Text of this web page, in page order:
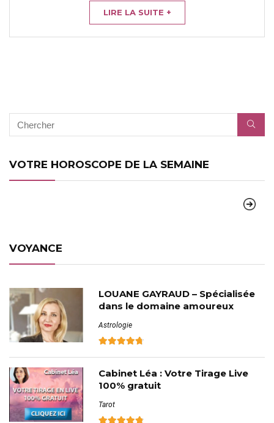
LIRE LA SUITE +
VOTRE HOROSCOPE DE LA SEMAINE
VOYANCE
LOUANE GAYRAUD – Spécialisée
dans le domaine amoureux
Astrologie
Cabinet Léa : Votre Tirage Live
100% gratuit
Tarot